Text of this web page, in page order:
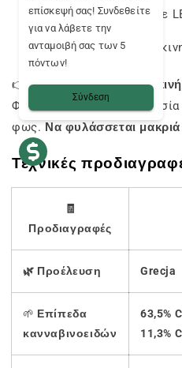
3.2V (μπλε
3.6V
👉Οδηγίες χρήσης:
Φυλάσσεται σε
φως. Να φυλάσσεται
Τεχνικές
🧾
Προδιαγραφές
🌿 Προέλευση Grecja
🌱 Επίπεδα
κανναβινοειδών
63,5%
11,3%
επίσκεψή σας! Συνδεθείτε
για να λάβετε την
ανταμοιβή σας των 5
πόντων!
Σύνδεση